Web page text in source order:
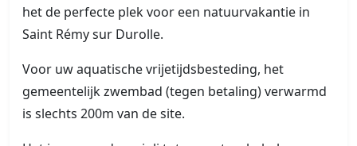
het de perfecte plek voor een natuurvakantie in
Saint Rémy sur Durolle.
Voor uw aquatische vrijetijdsbesteding, het
gemeentelijk zwembad (tegen betaling) verwarmd
is slechts 200m van de site.